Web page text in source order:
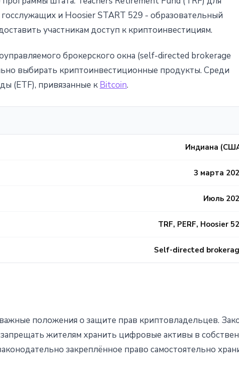
и Hoosier START 529 - образовательный
участникам доступ к криптоинвестициям.
брокерского окна (self-directed brokerage
выбирать криптоинвестиционные продукты. Среди
(ETF), привязанные к Bitcoin.
Индиана
3 марта
Июль
TRF, PERF, Hoosier
Self-directed
положения о защите прав криптовладельцев.
жителям хранить цифровые активы в
закреплённое право самостоятельно